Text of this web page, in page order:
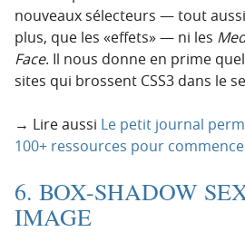
nouveaux sélecteurs — tout
plus, que les «effets» — ni les
Face. Il nous donne en prime
sites qui brossent CSS3 dans le
→ Lire aussi Le petit journal
100+ ressources pour
6. BOX-SHADOW
IMAGE